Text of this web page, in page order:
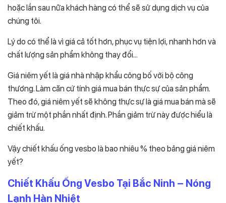
hoặc lần sau nữa khách hàng có thể sẽ sử dụng dịch vụ của
chúng tôi.
Lý do có thể là vì giá cả tốt hơn, phục vụ tiện lợi, nhanh hơn và
chất lượng sản phẩm không thay đổi…
Giá niêm yết là giá nhà nhập khẩu công bố với bộ công
thương. Làm căn cứ tính giá mua bán thực sự của sản phẩm.
Theo đó, giá niêm yết sẽ không thực sự là giá mua bán mà sẽ
giảm trừ một phần nhất định. Phần giảm trừ này được hiểu là
chiết khấu.
Vậy chiết khấu ống vesbo là bao nhiêu % theo bảng giá niêm
yết?
Chiết Khấu Ống Vesbo Tại Bắc Ninh – Nóng
Lạnh Hàn Nhiệt